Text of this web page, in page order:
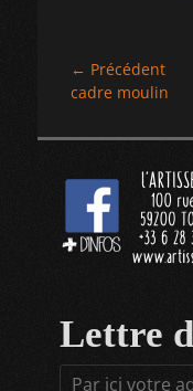
Navigation
de
← Précédent
Article
cadre moulin
Lettre